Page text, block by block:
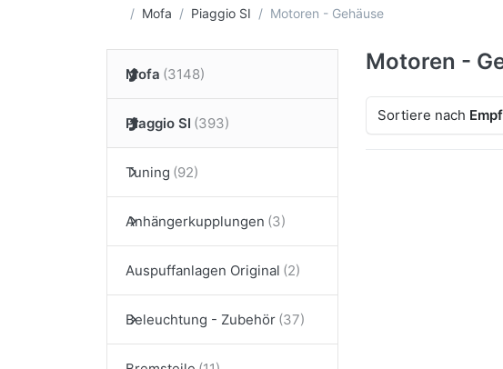
Startseite
Mofa Piaggio SI Motoren - Gehäuse
Mofa
Piaggio SI
Tuning
Anhängerkupplungen
Auspuffanlagen Original
Beleuchtung - Zubehör
Motoren -
Sortiere nach